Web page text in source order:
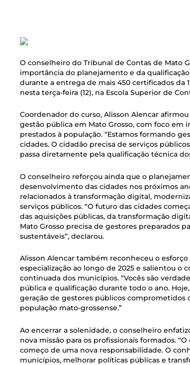
O conselheiro do Tribunal de Contas de Mato
importância do planejamento e da
durante a entrega de mais 450 certificados da
nesta terça-feira (12), na Escola Superior de
Coordenador do curso, Alisson Alencar
gestão pública em Mato Grosso, com foco em
prestados à população. “Estamos formando
cidades. O cidadão precisa de serviços
passa diretamente pela qualificação técnica
O conselheiro reforçou ainda que o
desenvolvimento das cidades nos próximos
relacionados à transformação digital,
serviços públicos. “O futuro das cidades
das aquisições públicas, da transformação
Mato Grosso precisa de gestores preparados
sustentáveis”, declarou.
Alisson Alencar também reconheceu o
especialização ao longo de 2025 e salientou o
continuada dos municípios. “Vocês são
pública e qualificação durante todo o ano.
geração de gestores públicos comprometidos
população mato-grossense.”
Ao encerrar a solenidade, o conselheiro
nova missão para os profissionais formados.
começo de uma nova responsabilidade. O
municípios, melhorar políticas públicas e